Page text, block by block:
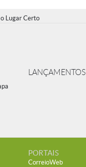
o Lugar Certo
LANÇAMENTOS
PORTAIS
CorreioWeb